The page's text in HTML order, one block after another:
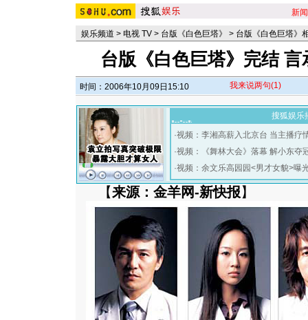
新闻
娱乐频道 > 电视 TV > 台版《白色巨塔》 > 台版《白色巨塔》
台版《白色巨塔》完结
时间：2006年10月09日15:10 我来说两句(1)
搜狐娱乐
·视频：李湘高薪入北京台 当主播疗
·视频：《舞林大会》落幕 解小东夺
·视频：余文乐高园园<男才女貌>曝
【来源：金羊网-新快报】